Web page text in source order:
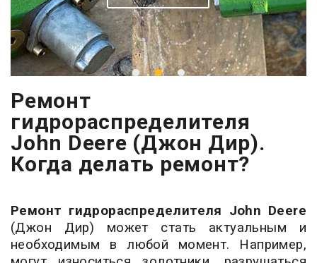
Ремонт
гидрораспределителя
John Deere (Джон Дир).
Когда делать ремонт?
Ремонт гидрораспределителя John Deere
(Джон Дир) может стать актуальным и
необходимым в любой момент. Например,